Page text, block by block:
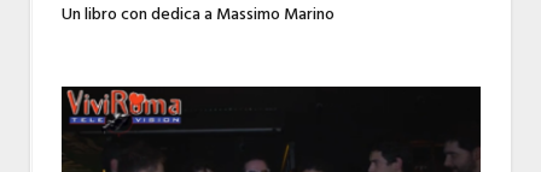
Un libro con dedica a Massimo Marino